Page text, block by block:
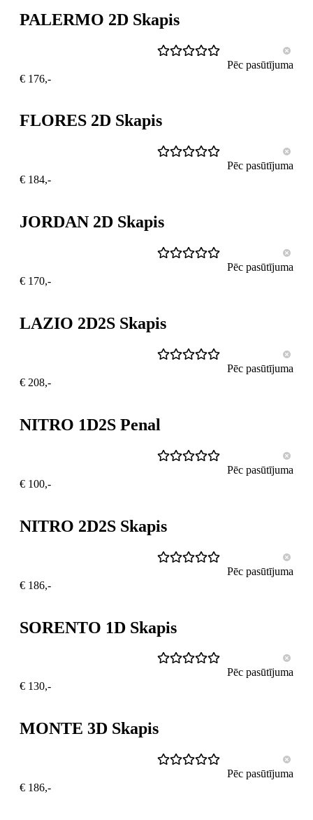
PALERMO 2D Skapis
Pēc pasūtījuma
€ 176,-
FLORES 2D Skapis
Pēc pasūtījuma
€ 184,-
JORDAN 2D Skapis
Pēc pasūtījuma
€ 170,-
LAZIO 2D2S Skapis
Pēc pasūtījuma
€ 208,-
NITRO 1D2S Penal
Pēc pasūtījuma
€ 100,-
NITRO 2D2S Skapis
Pēc pasūtījuma
€ 186,-
SORENTO 1D Skapis
Pēc pasūtījuma
€ 130,-
MONTE 3D Skapis
Pēc pasūtījuma
€ 186,-